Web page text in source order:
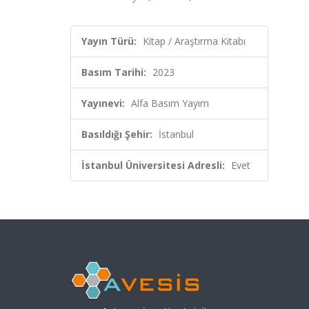
Yayın Türü: Kitap / Araştırma Kitabı
Basım Tarihi: 2023
Yayınevi: Alfa Basım Yayım
Basıldığı Şehir: İstanbul
İstanbul Üniversitesi Adresli: Evet